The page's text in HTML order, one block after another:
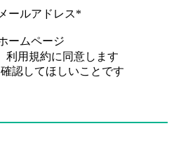
メールアドレス*
ームページ
利用規約に同意します
認してほしいことです